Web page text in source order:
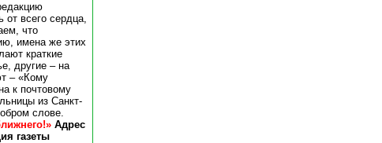
всего сердца,
что
имена же этих
краткие
другие – на
– «Кому
к почтовому
из Санкт-
слове.
Адрес
газеты